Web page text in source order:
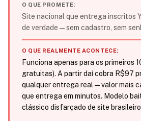
O QUE PROMETE:
Site nacional que entrega inscritos
de verdade — sem cadastro, sem
O QUE REALMENTE ACONTECE:
Funciona apenas para os primeiros
gratuitas). A partir daí cobra R$97
qualquer entrega real — valor mais
que entrega em minutos. Modelo
clássico disfarçado de site